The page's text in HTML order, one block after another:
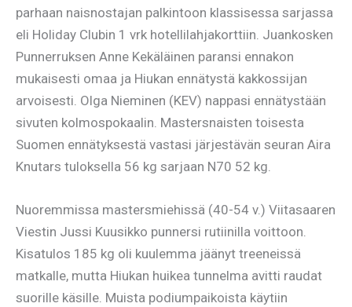
parhaan naisnostajan palkintoon klassisessa sarjassa
eli Holiday Clubin 1 vrk hotellilahjakorttiin. Juankosken
Punnerruksen Anne Kekäläinen paransi ennakon
mukaisesti omaa ja Hiukan ennätystä kakkossijan
arvoisesti. Olga Nieminen (KEV) nappasi ennätystään
sivuten kolmospokaalin. Mastersnaisten toisesta
Suomen ennätyksestä vastasi järjestävän seuran Aira
Knutars tuloksella 56 kg sarjaan N70 52 kg.
Nuoremmissa mastersmiehissä (40-54 v.) Viitasaaren
Viestin Jussi Kuusikko punnersi rutiinilla voittoon.
Kisatulos 185 kg oli kuulemma jäänyt treeneissä
matkalle, mutta Hiukan huikea tunnelma avitti raudat
suorille käsille. Muista podiumpaikoista käytiin